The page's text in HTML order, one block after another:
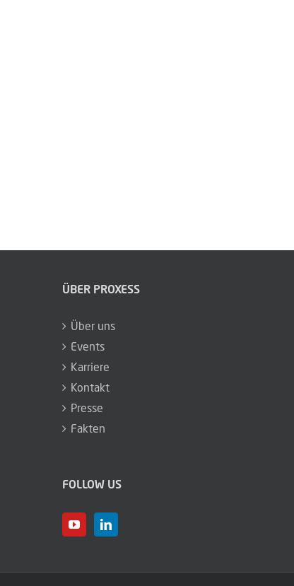
ÜBER PROXESS
Über uns
Events
Karriere
Kontakt
Presse
Fakten
FOLLOW US